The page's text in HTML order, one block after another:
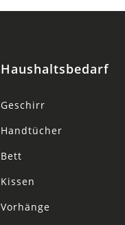
Haushaltsbedarf
Geschirr
Handtücher
Bett
Kissen
Vorhänge